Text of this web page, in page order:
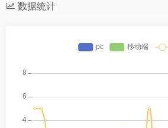
数据统计